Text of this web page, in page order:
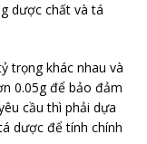
dược chất và tá
trọng khác nhau và
0.05g để bảo đảm
cầu thì phải dựa
dược để tính chính